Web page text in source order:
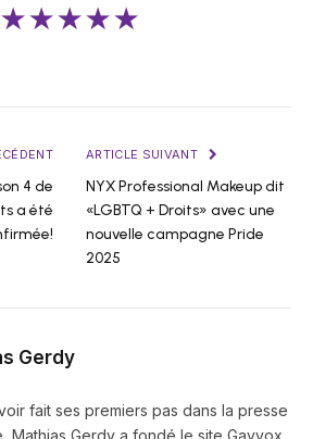
★★★★★
4 de
a été
ARTICLE SUIVANT
NYX Professional Makeup dit
«LGBTQ + Droits» avec une
nouvelle campagne Pride
2025
Gerdy
fait ses premiers pas dans la presse